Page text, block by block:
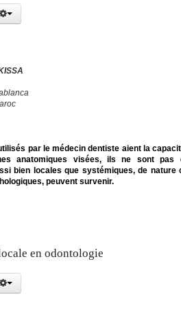
par le médecin dentiste aient la
anatomiques visées, ils ne sont pas
bien locales que systémiques, de nature
peuvent survenir.
en odontologie